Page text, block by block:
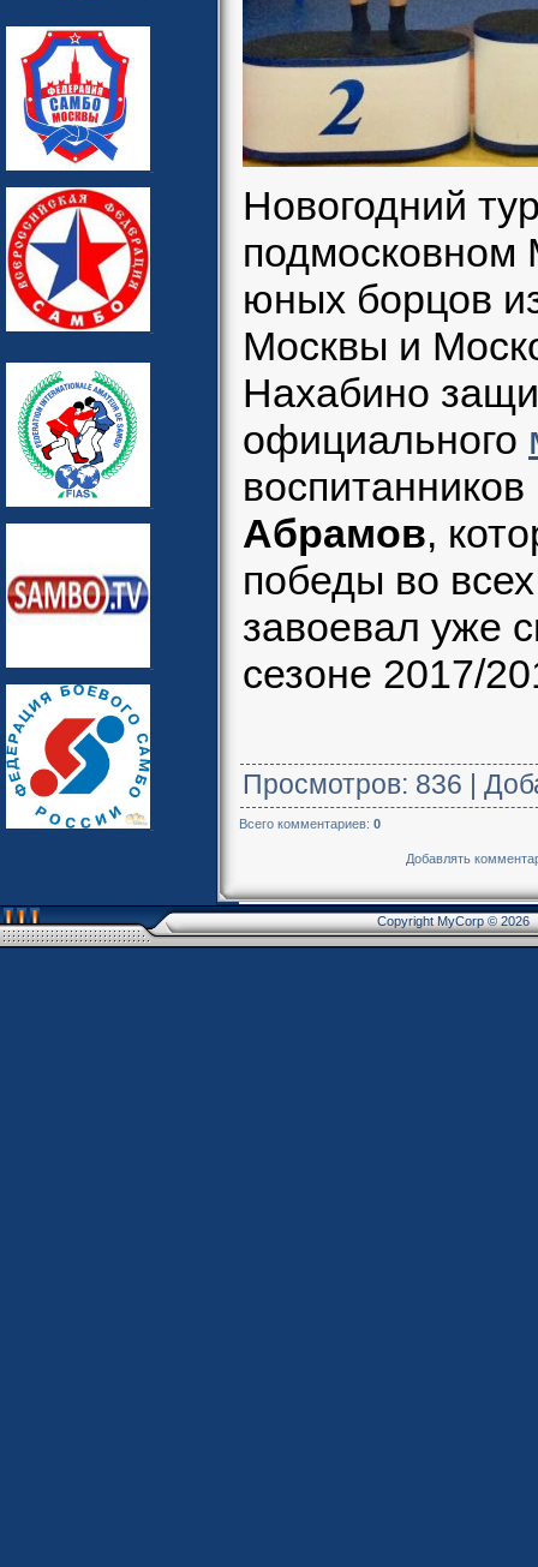
Новогодний
подмосковном
юных борцов
Москвы и
Нахабино
официального
Абрамов,
победы во
завоевал уже
сезоне 2017/
Просмотров: 836 |
Всего комментариев: 0
Добавлять
Copyright MyCorp © 2026